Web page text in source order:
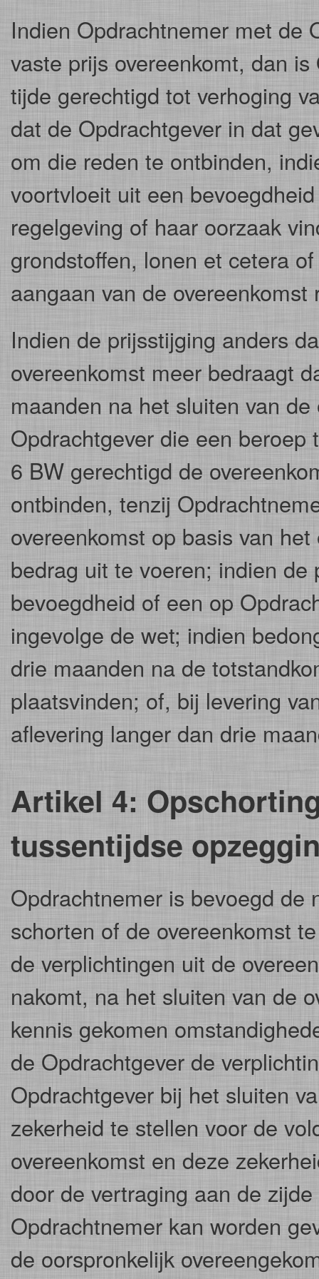
Indien Opdrachtnemer met de
vaste prijs overeenkomt, dan
tijde gerechtigd tot verhoging
dat de Opdrachtgever in dat
om die reden te ontbinden,
voortvloeit uit een
regelgeving of haar oorzaak
grondstoffen, lonen et cetera
aangaan van de
Indien de prijsstijging anders
overeenkomst meer bedraagt
maanden na het sluiten van
Opdrachtgever die een
6 BW gerechtigd de
ontbinden, tenzij
overeenkomst op basis van
bedrag uit te voeren; indien
bevoegdheid of een op
ingevolge de wet; indien
drie maanden na de
plaatsvinden; of, bij levering
aflevering langer dan drie
Artikel 4:
tussentijdse
Opdrachtnemer is bevoegd de
schorten of de overeenkomst
de verplichtingen uit de
nakomt, na het sluiten van de
kennis gekomen
de Opdrachtgever de
Opdrachtgever bij het sluiten
zekerheid te stellen voor de
overeenkomst en deze
door de vertraging aan de
Opdrachtnemer kan worden
de oorspronkelijk